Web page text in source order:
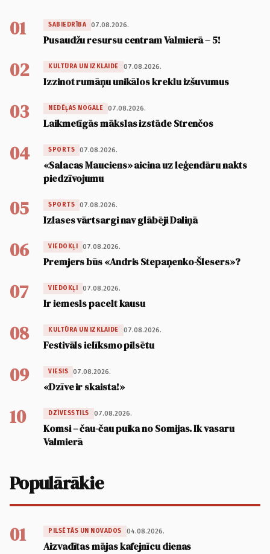
01 SABIEDRĪBA 07.08.2026.
Pusaudžu resursu centram Valmierā – 5!
02 KULTŪRA UN IZKLAIDE 07.08.2026.
Izzinot rumāņu unikālos kreklu izšuvumus
03 NEDĒĻAS NOGALE 07.08.2026.
Laikmetīgās mākslas izstāde Strenčos
04 SPORTS 07.08.2026.
«Salacas Mauciens» aicina uz leģendāru nakts
piedzīvojumu
05 SPORTS 07.08.2026.
Izlases vārtsargi nav glābēji Daliņā
06 VIEDOKĻI 07.08.2026.
Premjers būs «Andris Stepaņenko-Šlesers»?
07 VIEDOKĻI 07.08.2026.
Ir iemesls pacelt kausu
08 KULTŪRA UN IZKLAIDE 07.08.2026.
Festivāls ielīksmo pilsētu
09 VIESIS 07.08.2026.
«Dzīve ir skaista!»
10 DZĪVESSTILS 07.08.2026.
Komsi – čau-čau puika no Somijas. Ik vasaru
Valmierā
Populārākie
01 PILSĒTĀS UN NOVADOS 04.08.2026.
Aizvadītas mājas kafejnīcu dienas